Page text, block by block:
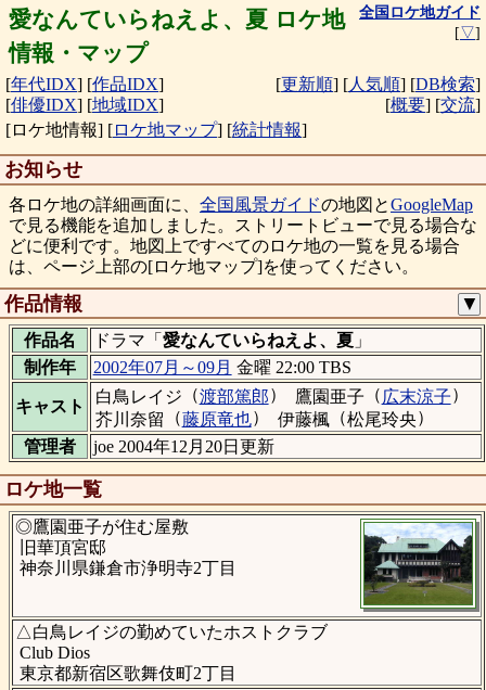
愛なんていらねえよ、夏 ロケ地
情報・マップ
全国ロケ地ガイド
[▽]
[年代IDX] [作品IDX]
[俳優IDX] [地域IDX]
[更新順] [人気順] [DB検索]
[概要] [交流]
[ロケ地情報] [ロケ地マップ] [統計情報]
お知らせ
各ロケ地の詳細画面に、 全国風景ガイドの地図とGoogleMap
で見る機能を追加しました。ストリートビューで見る場合な
どに便利です。地図上ですべてのロケ地の一覧を見る場合
は、ページ上部の[ロケ地マップ]を使ってください。
作品情報 ▼
作品名 ドラマ「 愛なんていらねえよ、夏」
制作年
2002年07月～09月 金曜 22:00 TBS
キャスト
白鳥レイジ （渡部篤郎） 鷹園亜子 （ 広末涼子）
芥川奈留 （藤原竜也） 伊藤楓 （松尾玲央）
管理者
joe 2004年12月20日更新
ロケ地一覧
◎鷹園亜子が住む屋敷
旧華頂宮邸
神奈川県鎌倉市浄明寺2丁目
△白鳥レイジの勤めていたホストクラブ
Club Dios
東京都新宿区歌舞伎町2丁目